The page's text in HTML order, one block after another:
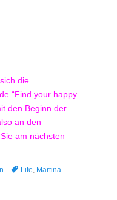
die
“Find your happy
den Beginn der
an den
am nächsten
TagsLife, Martina